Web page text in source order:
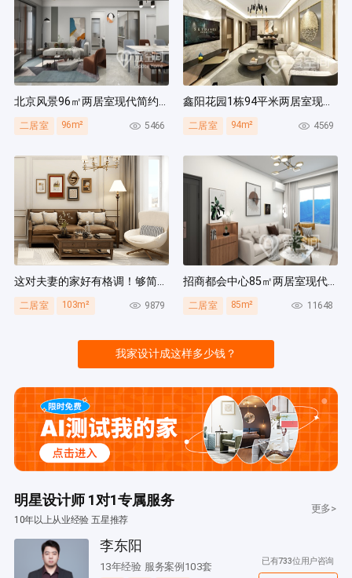
北京风景96㎡两居室现代简约风装修案例
二居室 96m² 5466
鑫阳花园1栋94平米两居室现代简约风装修案例
二居室 94m² 4569
这对夫妻的家好有格调！够简洁还复古，好打扫卫生太贴心~
二居室 103m² 9879
招商都会中心85㎡两居室现代简约风装修案例
二居室 85m² 11648
我家设计成这样多少钱？
明星设计师 1对1专属服务
10年以上从业经验 五星推荐
更多>
李东阳
13年经验 服务案例103套 已有733位用户咨询